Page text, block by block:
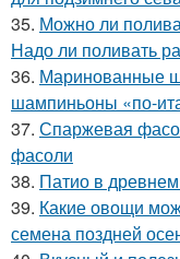
35. Можно ли
Надо ли поливать
36. Маринованные
шампиньоны «по-
37. Спаржевая
фасоли
38. Патио в
39. Какие овощи
семена поздней